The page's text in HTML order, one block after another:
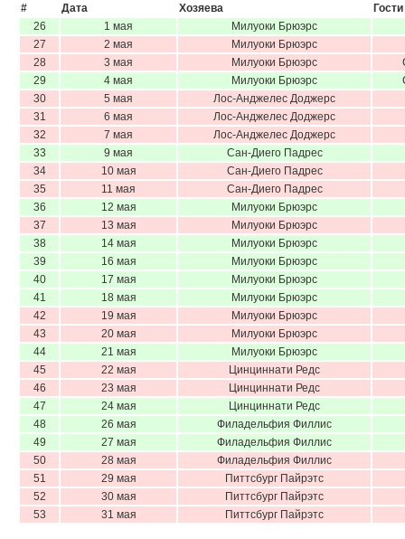
# Дата Хозяева
Гости
26
1 мая
Милуоки Брюэрс
27
2 мая
Милуоки Брюэрс
28
3 мая Милуоки Брюэрс
29
4 мая Милуоки Брюэрс
30
5 мая
Лос-Анджелес Доджерс
31
6 мая
Лос-Анджелес Доджерс
32
7 мая
Лос-Анджелес Доджерс
33
9 мая
Сан-Диего Падрес
34
10 мая
Сан-Диего Падрес
35
11 мая
Сан-Диего Падрес
36
12 мая
Милуоки Брюэрс
37
13 мая
Милуоки Брюэрс
38
14 мая
Милуоки Брюэрс
39
16 мая
Милуоки Брюэрс
40
17 мая
Милуоки Брюэрс
41
18 мая
Милуоки Брюэрс
42
19 мая
Милуоки Брюэрс
43
20 мая
Милуоки Брюэрс
44
21 мая
Милуоки Брюэрс
45
22 мая
Цинциннати Редс
46
23 мая
Цинциннати Редс
47
24 мая
Цинциннати Редс
48
26 мая
Филадельфия Филлис
49
27 мая
Филадельфия Филлис
50
28 мая
Филадельфия Филлис
51
29 мая
Питтсбург Пайрэтс
52
30 мая
Питтсбург Пайрэтс
53
31 мая Питтсбург Пайрэтс